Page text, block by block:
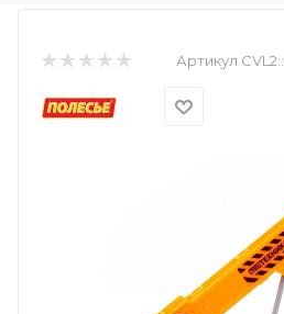
Артикул CVL2::